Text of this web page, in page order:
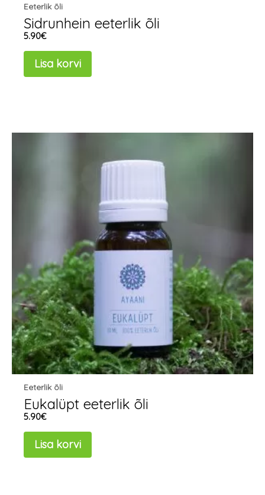
Eeterlik õli
Sidrunhein eeterlik õli
5.90€
Lisa korvi
Eeterlik õli
Eukalüpt eeterlik õli
5.90€
Lisa korvi